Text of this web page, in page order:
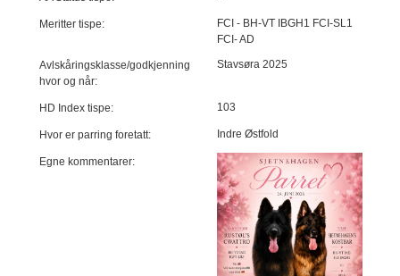
Meritter tispe:
FCI - BH-VT IBGH1 FCI-SL1
FCI- AD
Avlskåringsklasse/godkjenning
hvor og når:
Stavsøra 2025
HD Index tispe: 103
Hvor er parring foretatt: Indre Østfold
Egne kommentarer: